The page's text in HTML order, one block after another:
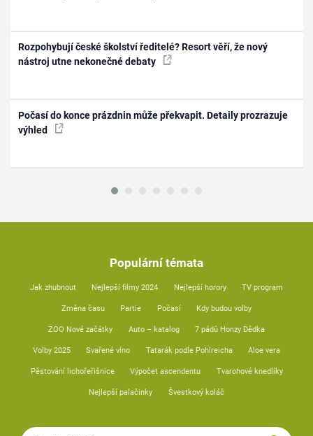
Rozpohybují české školství ředitelé? Resort věří, že nový
nástroj utne nekonečné debaty
Počasí do konce prázdnin může překvapit. Detaily prozrazuje
výhled
Populární témata
Jak zhubnout Nejlepší filmy 2024 Nejlepší horory TV program
Změna času Partie Počasí Kdy budou volby
ZOO Nové začátky Auto – katalog 7 pádů Honzy Dědka
Volby 2025 Svařené víno Tatarák podle Pohlreicha Aloe vera
Pěstování lichořeřišnice Výpočet ascendentu Tvarohové knedlíky
Nejlepší palačinky Švestkový koláč